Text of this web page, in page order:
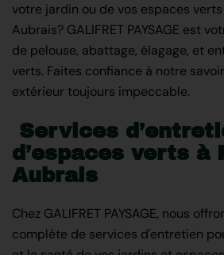
votre jardin ou de vos espaces
Aubrais? GALIFRET PAYSAGE est
de pelouse, abattage, élagage, et
verts. Faites confiance à notre
extérieur toujours impeccable.
Services
d’espaces verts à
Aubrais
Chez GALIFRET PAYSAGE, nous
complète de services d'entretien